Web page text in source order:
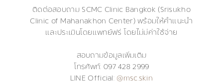
ติดต่อสอบถาม SCMC Clinic Bangkok (Srisukho
Clinic of Mahanakhon Center) พร้อมให้คำแนะนำ
และประเมินโดยแพทย์ฟรี โดยไม่มีค่าใช้จ่าย
สอบถามข้อมูลเพิ่มเติม
โทรศัพท์: 097 428 2999
LINE Official: @msc.skin